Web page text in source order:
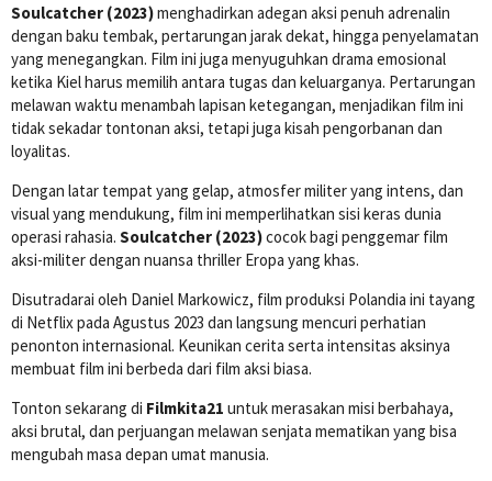
Soulcatcher (2023)menghadirkan adegan aksi penuh adrenalin
dengan baku tembak, pertarungan jarak dekat, hingga penyelamatan
yang menegangkan. Film ini juga menyuguhkan drama emosional
ketika Kiel harus memilih antara tugas dan keluarganya. Pertarungan
melawan waktu menambah lapisan ketegangan, menjadikan film ini
tidak sekadar tontonan aksi, tetapi juga kisah pengorbanan dan
loyalitas.
Dengan latar tempat yang gelap, atmosfer militer yang intens, dan
visual yang mendukung, film ini memperlihatkan sisi keras dunia
operasi rahasia. Soulcatcher (2023)cocok bagi penggemar film
aksi-militer dengan nuansa thriller Eropa yang khas.
Disutradarai oleh Daniel Markowicz, film produksi Polandia ini tayang
di Netflix pada Agustus 2023 dan langsung mencuri perhatian
penonton internasional. Keunikan cerita serta intensitas aksinya
membuat film ini berbeda dari film aksi biasa.
Tonton sekarang di Filmkita21 untuk merasakan misi berbahaya,
aksi brutal, dan perjuangan melawan senjata mematikan yang bisa
mengubah masa depan umat manusia.